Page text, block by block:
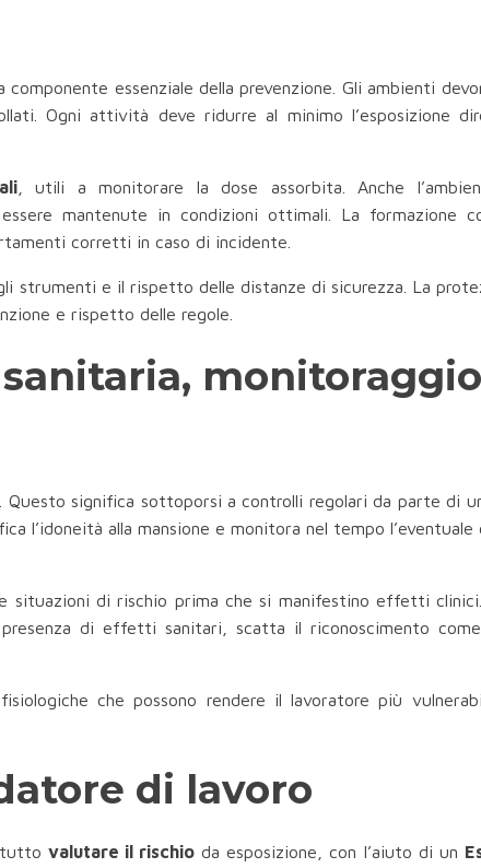
essenziale della prevenzione. Gli ambienti
Ogni attività deve ridurre al minimo l’esposizione
, utili a monitorare la dose assorbita. Anche
mantenute in condizioni ottimali. La formazione
corretti in caso di incidente.
strumenti e il rispetto delle distanze di sicurezza. La
e rispetto delle regole.
significa sottoporsi a controlli regolari da parte di
l’idoneità alla mansione e monitora nel tempo l’eventuale
situazioni di rischio prima che si manifestino effetti
di effetti sanitari, scatta il riconoscimento
che possono rendere il lavoratore più
di lavoro
valutare il rischio da esposizione, con l’aiuto di un